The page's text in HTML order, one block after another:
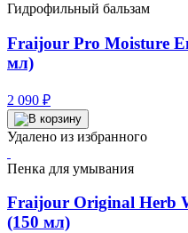
Гидрофильный бальзам
Fraijour Pro Moisture
мл)
2 090 ₽
Удалено из избранного
Пенка для умывания
Fraijour Original Herb
(150 мл)